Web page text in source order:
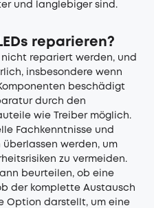
und langlebiger sind.
reparieren?
nicht repariert werden, und
insbesondere wenn
beschädigt
durch den
wie Treiber möglich.
Fachkenntnisse und
werden, um
zu vermeiden.
beurteilen, ob eine
der komplette Austausch
Option darstellt, um eine